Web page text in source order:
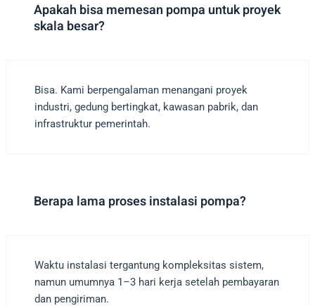
Apakah bisa memesan pompa untuk proyek
skala besar?
Bisa. Kami berpengalaman menangani proyek
industri, gedung bertingkat, kawasan pabrik, dan
infrastruktur pemerintah.
Berapa lama proses instalasi pompa?
Waktu instalasi tergantung kompleksitas sistem,
namun umumnya 1–3 hari kerja setelah pembayaran
dan pengiriman.